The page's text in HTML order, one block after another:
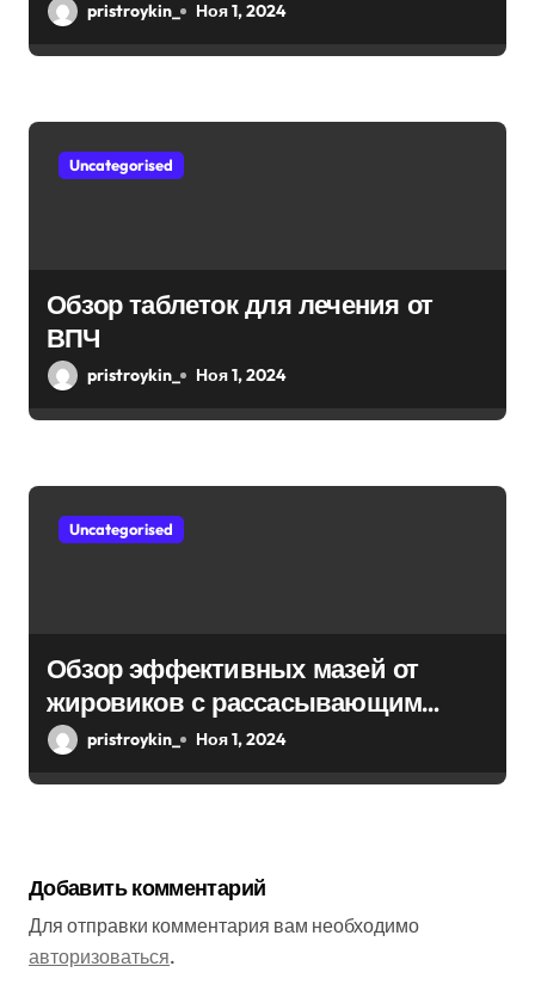
и
с
я
pristroykin_ Ноя 1, 2024
Uncategorised
Обзор таблеток для лечения от
ВПЧ
pristroykin_ Ноя 1, 2024
Uncategorised
Обзор эффективных мазей от
жировиков с рассасывающим
эффектом
pristroykin_ Ноя 1, 2024
Добавить комментарий
Для отправки комментария вам необходимо
авторизоваться.